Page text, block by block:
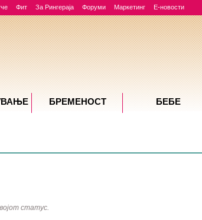
Фит За Рингераја Форуми Маркетинг Е-новости
статус.
БРЕМЕНОСТ БЕБЕ